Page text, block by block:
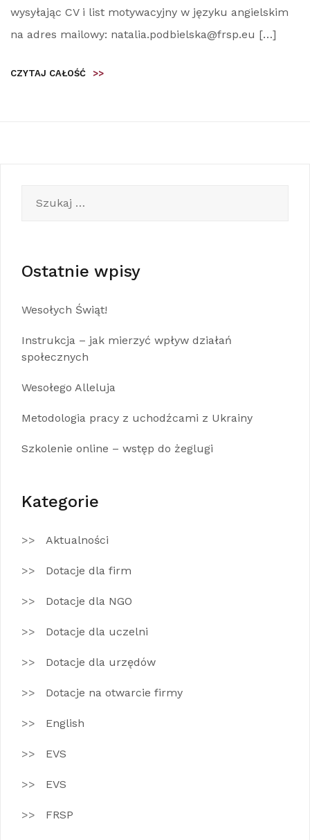
wysyłając CV i list motywacyjny w języku angielskim
na adres mailowy: natalia.podbielska@frsp.eu […]
CZYTAJ CAŁOŚĆ >>
Ostatnie wpisy
Wesołych Świąt!
Instrukcja – jak mierzyć wpływ działań
społecznych
Wesołego Alleluja
Metodologia pracy z uchodźcami z Ukrainy
Szkolenie online – wstęp do żeglugi
Kategorie
Aktualności
Dotacje dla firm
Dotacje dla NGO
Dotacje dla uczelni
Dotacje dla urzędów
Dotacje na otwarcie firmy
English
EVS
EVS
FRSP